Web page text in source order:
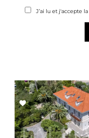
J’ai lu et j'accepte la
Add
to